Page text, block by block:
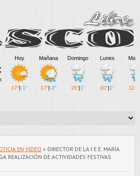
EN VIDEO » DIRECTOR DE LA I.E.E. MARÍA
REALIZACIÓN DE ACTIVIDADES FESTIVAS